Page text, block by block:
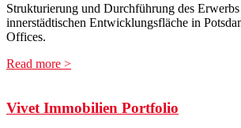
Strukturierung und Durchführung des
innerstädtischen Entwicklungsfläche in
Offices.
Read more >
Vivet Immobilien Portfolio